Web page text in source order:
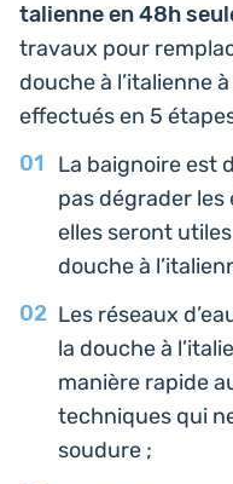
ta­lienne en 48h
travaux pour
douche à l’i­ta­lienne
effec­tués en 5
La bai­gnoire est
pas dégra­der
elles seront
douche à
Les réseaux
la douche à
manière rapide
tech­niques qui
soudure ;